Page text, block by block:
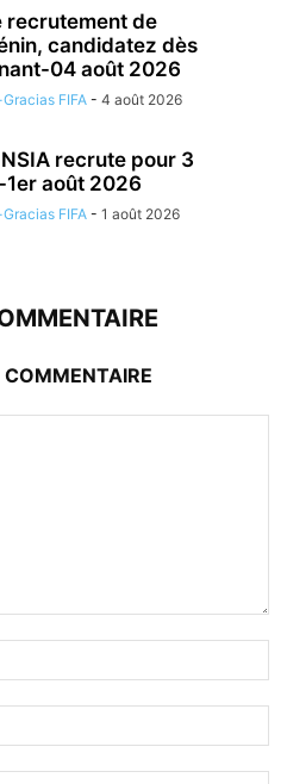
recrutement de
candidatez dès
04 août 2026
FIFA - 4 août 2026
recrute pour 3
août 2026
FIFA - 1 août 2026
COMMENTAIRE